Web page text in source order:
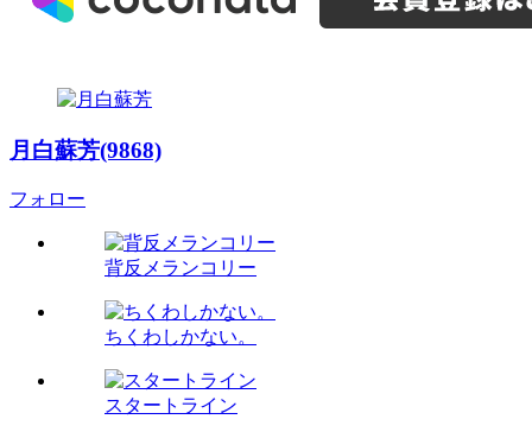
月白蘇芳(9868)
フォロー
背反メランコリー
ちくわしかない。
スタートライン